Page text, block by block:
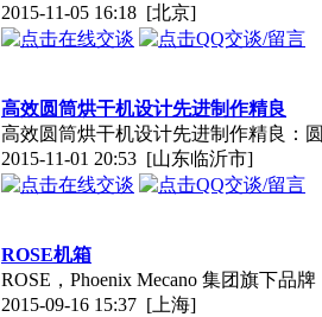
2015-11-05 16:18 [北京]
高效圆筒烘干机设计先进制作精良
高效圆筒烘干机设计先进制作精良：
2015-11-01 20:53 [山东临沂市]
ROSE机箱
ROSE，Phoenix Mecano 集团旗下品
2015-09-16 15:37 [上海]